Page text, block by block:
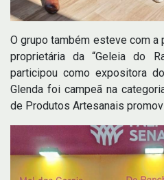
O grupo também esteve com a
proprietária da “Geleia do
participou como expositora
Glenda foi campeã na
de Produtos Artesanais